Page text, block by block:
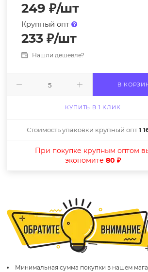
249 ₽/шт
Крупный опт
233 ₽/шт
Нашли дешевле?
В
КУПИТЬ В 1 КЛИК
Стоимость упаковки крупный опт1
При покупке крупным оптом
экономите 80 ₽
Минимальная сумма покупки в нашем